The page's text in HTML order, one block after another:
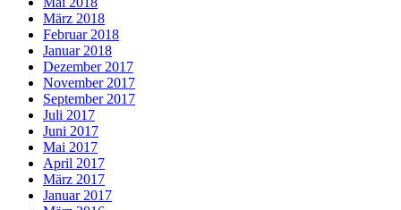
März 2018
Februar 2018
Januar 2018
Dezember 2017
November 2017
September 2017
Juli 2017
Juni 2017
Mai 2017
April 2017
März 2017
Januar 2017